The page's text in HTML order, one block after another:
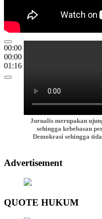
00:00
00:00
01:16
Jurnalis merupakan
sehingga kebebasan
Demokrasi sehingga
Advertisement
QUOTE HUKUM